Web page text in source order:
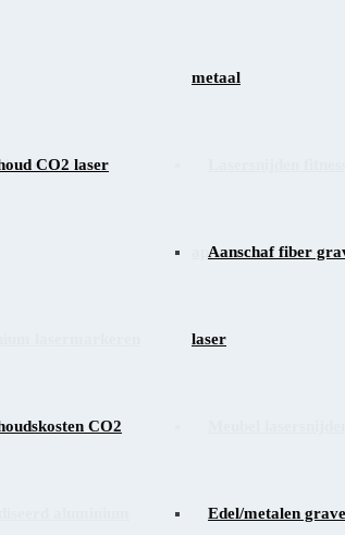
lasergraveren
aluminium
apparatuur
CO2 laser
CO2
metaal
Aanschaf fiber
laser
Edel/metalen